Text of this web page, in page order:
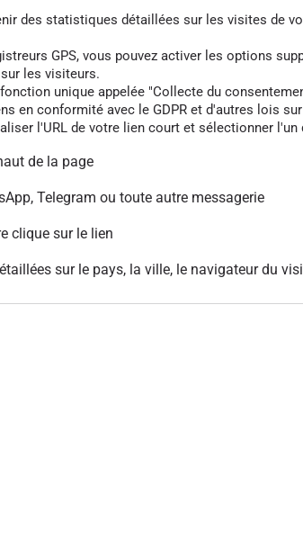
des statistiques détaillées sur les visites de
GPS, vous pouvez activer les options
les visiteurs.
unique appelée "Collecte du
en conformité avec le GDPR et d'autres lois
l'URL de votre lien court et sélectionner
de la page
Telegram ou toute autre messagerie
clique sur le lien
sur le pays, la ville, le navigateur du